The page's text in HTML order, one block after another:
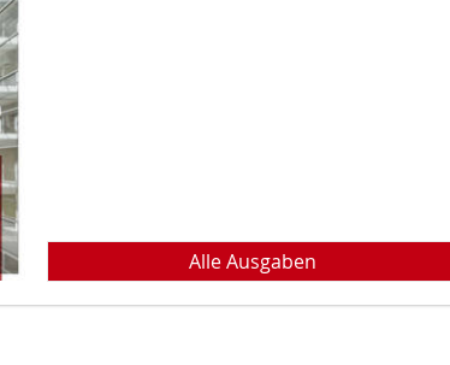
Alle Ausgaben